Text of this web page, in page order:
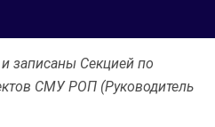
записаны Секцией по
СМУ РОП (Руководитель